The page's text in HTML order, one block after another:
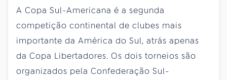
A Copa Sul-Americana é a segunda
competição continental de clubes mais
importante da América do Sul, atrás apenas
da Copa Libertadores. Os dois torneios são
organizados pela Confederação Sul-